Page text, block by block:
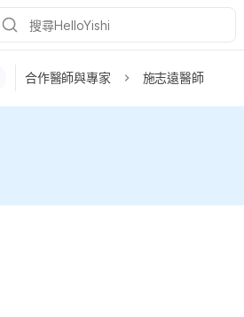
合作醫師與專家 施志遠醫師